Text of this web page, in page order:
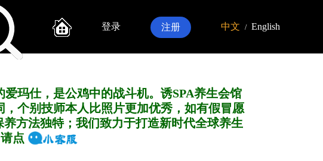
登录 注册 中文 / English
玛仕，是公鸡中的战斗机。诱SPA养生会馆
个别技师本人比照片更加优秀，如有假冒愿
方法独特；我们致力于打造新时代全球养生
点